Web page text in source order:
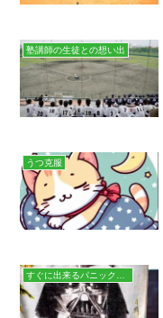
塾講師の生徒との想い出
うつ克服